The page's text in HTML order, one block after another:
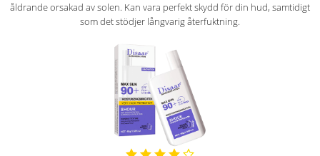
åldrande orsakad av solen. Kan vara perfekt skydd för din hud, samtidigt
som det stödjer långvarig återfuktning.